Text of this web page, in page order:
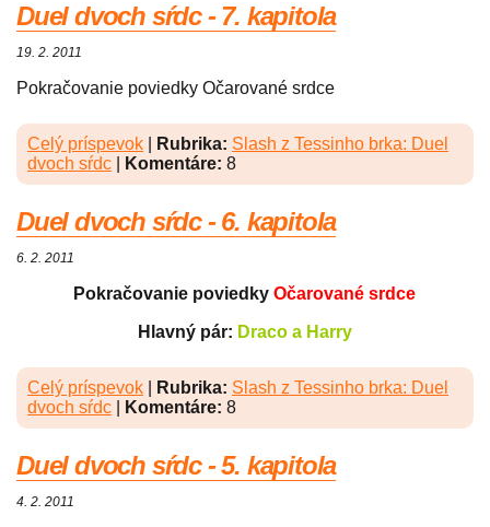
Duel dvoch sŕdc - 7. kapitola
19. 2. 2011
Pokračovanie poviedky Očarované srdce
Celý príspevok Rubrika: Slash z Tessinho brka: Duel
dvoch sŕdc
Komentáre: 8
Duel dvoch sŕdc - 6. kapitola
6. 2. 2011
Pokračovanie poviedky Očarované srdce
Hlavný pár: Draco a Harry
Celý príspevok Rubrika: Slash z Tessinho brka: Duel
dvoch sŕdc
Komentáre: 8
Duel dvoch sŕdc - 5. kapitola
4. 2. 2011